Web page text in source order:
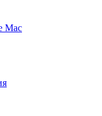
Mac